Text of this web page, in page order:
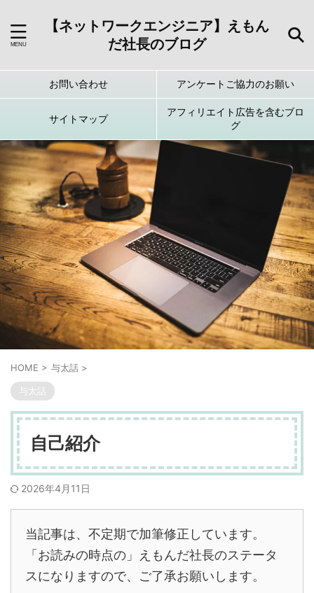
【ネットワークエンジニア】えもん
だ社長のブログ
お問い合わせ アンケートご協力のお願い
サイトマップ
アフィリエイト広告を含むブロ
グ
HOME > 与太話 >
与太話
自己紹介
2026年4月11日
当記事は、不定期で加筆修正しています。
「お読みの時点の」えもんだ社長のステータ
スになりますので、ご了承お願いします。